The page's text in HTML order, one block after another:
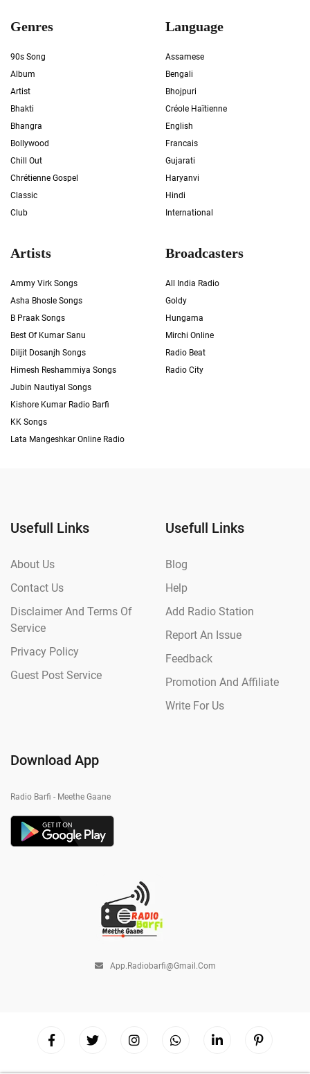
Genres
90s Song
Album
Artist
Bhakti
Bhangra
Bollywood
Chill Out
Chrétienne Gospel
Classic
Club
Language
Assamese
Bengali
Bhojpuri
Créole Haïtienne
English
Francais
Gujarati
Haryanvi
Hindi
International
Artists
Ammy Virk Songs
Asha Bhosle Songs
B Praak Songs
Best Of Kumar Sanu
Diljit Dosanjh Songs
Himesh Reshammiya Songs
Jubin Nautiyal Songs
Kishore Kumar Radio Barfi
KK Songs
Lata Mangeshkar Online Radio
Broadcasters
All India Radio
Goldy
Hungama
Mirchi Online
Radio Beat
Radio City
Usefull Links
About Us
Contact Us
Disclaimer And Terms Of
Service
Privacy Policy
Guest Post Service
Usefull Links
Blog
Help
Add Radio Station
Report An Issue
Feedback
Promotion And Affiliate
Write For Us
Download App
Radio Barfi - Meethe Gaane
App.radiobarfi@gmail.com